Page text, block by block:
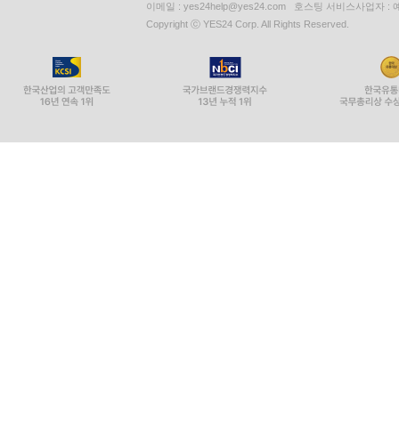
이메일 : yes24help@yes24.com 호스팅 서비스사업자 :
Copyright ⓒ YES24 Corp. All Rights Reserved.